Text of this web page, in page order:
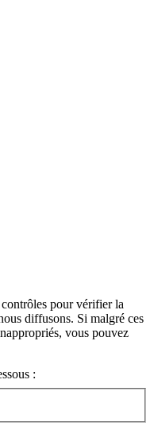
pour vérifier la
diffusons. Si malgré ces
vous pouvez
: